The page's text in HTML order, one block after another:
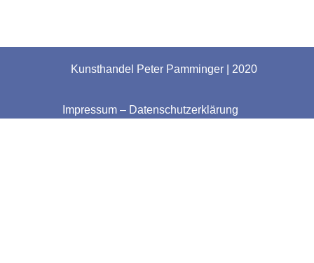
Kunsthandel Peter Pamminger | 2020
Impressum– Datenschutzerklärung